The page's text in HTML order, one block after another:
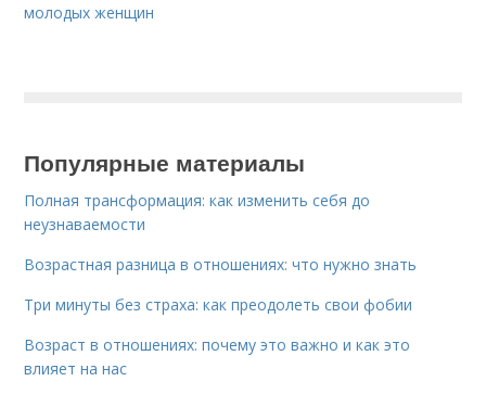
молодых женщин
Популярные материалы
Полная трансформация: как изменить себя до
неузнаваемости
Возрастная разница в отношениях: что нужно знать
Три минуты без страха: как преодолеть свои фобии
Возраст в отношениях: почему это важно и как это
влияет на нас